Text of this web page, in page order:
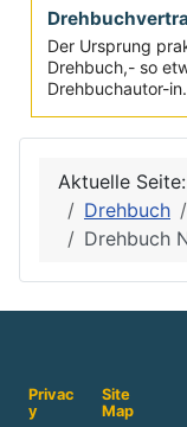
Der Ursprung
Drehbuch,- so
Drehbuchautor-
Aktuelle Seite:
Drehbuch
Drehbuch
Privac
y
Site
Map